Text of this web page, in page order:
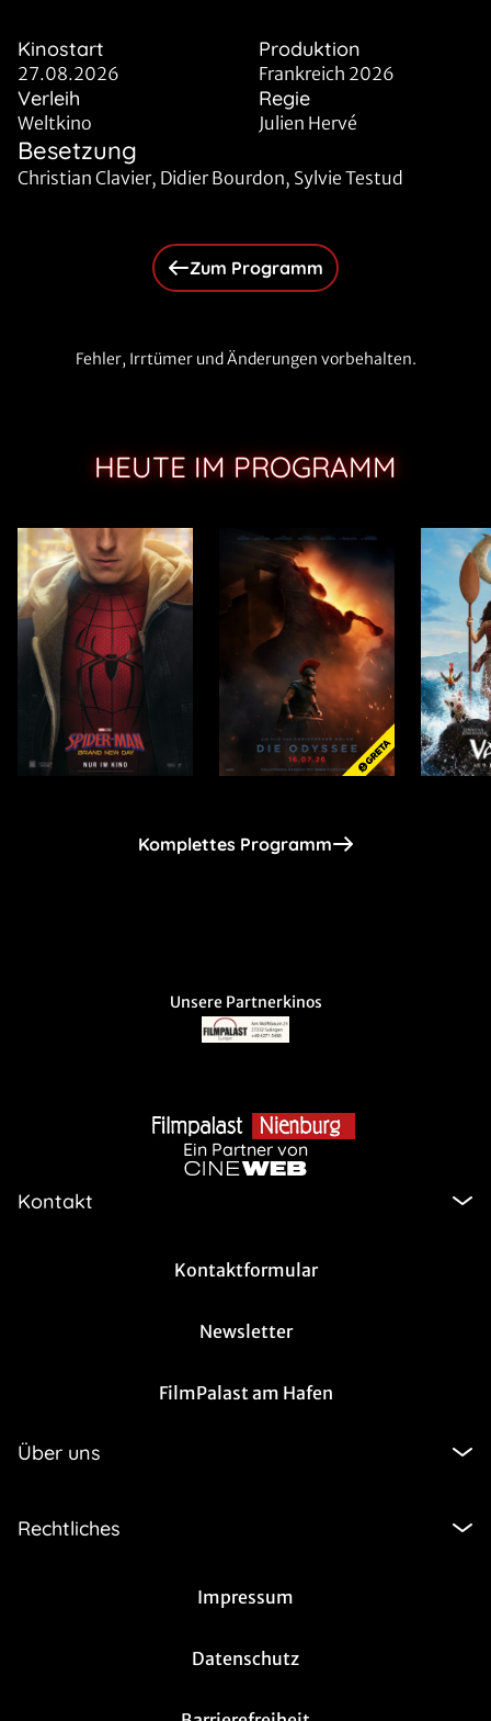
Kinostart
27.08.2026
Produktion
Frankreich 2026
Verleih
Weltkino
Regie
Julien Hervé
Besetzung
Christian Clavier, Didier Bourdon, Sylvie Testud
Zum Programm
Fehler, Irrtümer und Änderungen vorbehalten.
HEUTE IM PROGRAMM
Komplettes Programm
Unsere Partnerkinos
Ein Partner von
Kontakt
Kontaktformular
Newsletter
FilmPalast am Hafen
Über uns
Rechtliches
Impressum
Datenschutz